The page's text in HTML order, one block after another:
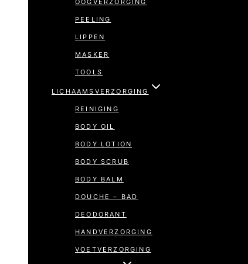
OOGVERZORGING
PEELING
LIPPEN
MASKER
TOOLS
LICHAAMSVERZORGING
REINIGING
BODY OIL
BODY LOTION
BODY SCRUB
BODY BALM
DOUCHE – BAD
DEODORANT
HANDVERZORGING
VOETVERZORGING